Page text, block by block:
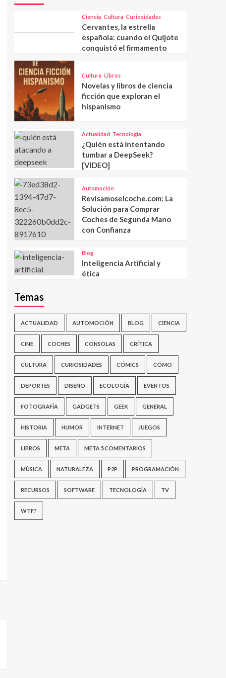
Ciencia Cultura Curiosidades
Cervantes, la estrella
española: cuando el Quijote
conquistó el firmamento
Cultura Libros
Novelas y libros de ciencia
ficción que exploran el
hispanismo
Actualidad Tecnología
¿Quién está intentando
tumbar a DeepSeek?
[VIDEO]
Automoción
Revisamoselcoche.com: La
Solución para Comprar
Coches de Segunda Mano
con Confianza
Blog
Inteligencia Artificial y
ética
Temas
ACTUALIDAD AUTOMOCIÓN BLOG CIENCIA
CINE COCHES CONSOLAS CRÍTICA
CULTURA CURIOSIDADES CÓMICS CÓMO
DEPORTES DISEÑO ECOLOGÍA EVENTOS
FOTOGRAFÍA GADGETS GEEK GENERAL
HISTORIA HUMOR INTERNET JUEGOS
LIBROS META META 5 COMENTARIOS
MÚSICA NATURALEZA P2P PROGRAMACIÓN
RECURSOS SOFTWARE TECNOLOGÍA TV
WTF?